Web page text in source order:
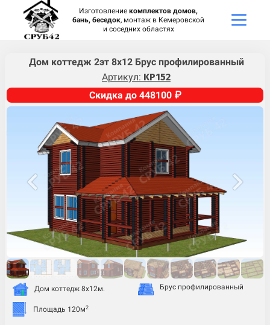
Изготовление комплектов домов,
бань, беседок, монтаж в Кемеровской
и соседних областях
Дом коттедж 2эт 8х12 Брус профилированный
Артикул: KP152
Скидка до 448100 ₽
Дом коттедж 8х12м.
Площадь 120м2
Брус профилированный